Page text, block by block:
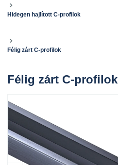
Hidegen hajlított C-profilok
Félig zárt C-profilok
Félig zárt C-profilok